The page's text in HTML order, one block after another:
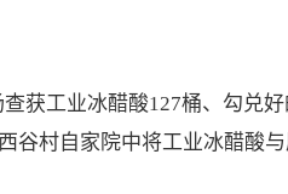
工业冰醋酸127桶、勾兑
谷村自家院中将工业冰醋酸